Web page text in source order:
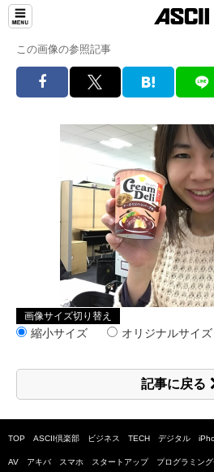
この画像の参照記事
画像サイズ切り替え
縮小サイズ オリジナルサイズ
記事に戻る
TOP ASCII倶楽部 ビジネス TECH デジタル
AV アキバ スマホ スタートアップ プログラミン